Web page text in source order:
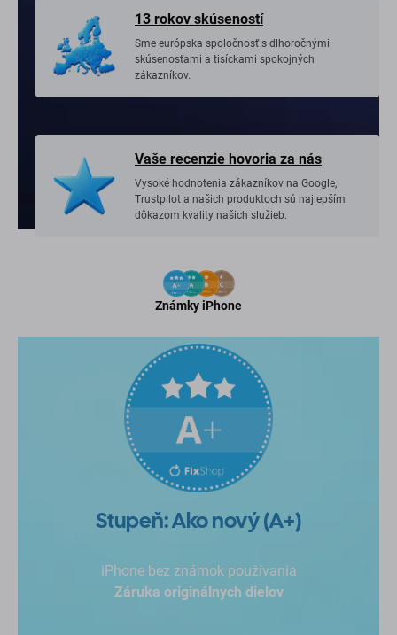
13 rokov skúseností
Sme európska spoločnosť s dlhoročnými
skúsenosťami a tisíckami spokojných
zákazníkov.
Vaše recenzie hovoria za nás
Vysoké hodnotenia zákazníkov na Google,
Trustpilot a našich produktoch sú najlepším
dôkazom kvality našich služieb.
Známky iPhone
Stupeň: Ako nový (A+)
iPhone bez známok používania
Záruka originálnych dielov